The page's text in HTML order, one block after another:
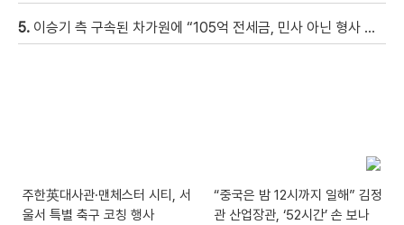
5. 이승기 측 구속된 차가원에 “105억 전세금, 민사 아닌 형사 범죄…엄벌 원해”
주한英대사관·맨체스터 시티, 서
울서 특별 축구 코칭 행사
“중국은 밤 12시까지 일해” 김정
관 산업장관, ‘52시간’ 손 보나